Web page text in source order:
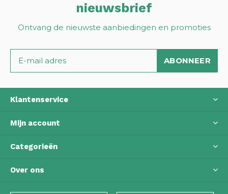
nieuwsbrief
Ontvang de nieuwste aanbiedingen en promoties
ABONNEER
Klantenservice
Mijn account
Categorieën
Over ons